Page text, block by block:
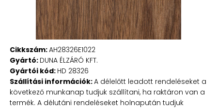
Cikkszám:AH28326E1022
Gyártó: DUNA ÉLZÁRÓ KFT.
Gyártói kód: HD 28326
Szállítási információk:A délelőtt leadott rendeléseket a
következő munkanap tudjuk szállítani, ha raktáron van a
termék. A délutáni rendeléseket holnapután tudjuk